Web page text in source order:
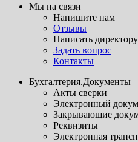
Мы на связи
Напишите нам
Отзывы
Написать директору
Задать вопрос
Контакты
Бухгалтерия.Документы
Акты сверки
Электронный
Закрывающие
Реквизиты
Электронная